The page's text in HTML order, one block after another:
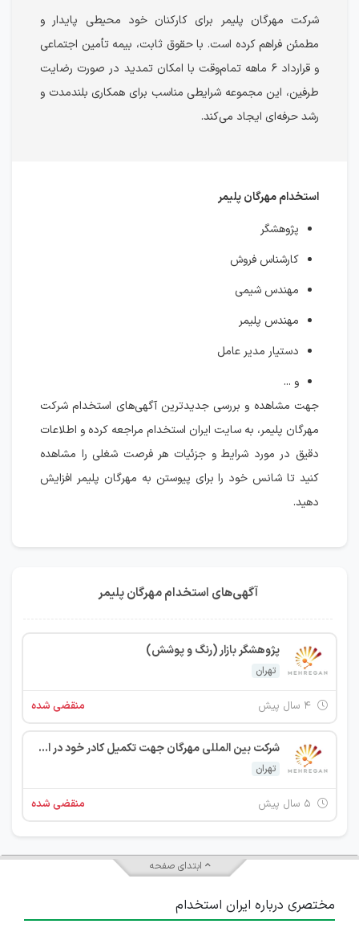
شرکت مهرگان پلیمر برای کارکنان خود محیطی پایدار و
مطمئن فراهم کرده است. با حقوق ثابت، بیمه تأمین اجتماعی
و قرارداد ۶ ماهه تمام‌وقت با امکان تمدید در صورت رضایت
طرفین، این مجموعه شرایطی مناسب برای همکاری بلندمدت و
رشد حرفه‌ای ایجاد می‌کند.
استخدام مهرگان پلیمر
پژوهشگر
کارشناس فروش
مهندس شیمی
مهندس پلیمر
دستیار مدیر عامل
و ...
جهت مشاهده و بررسی جدیدترین آگهی‌های استخدام شرکت
مهرگان پلیمر، به سایت ایران استخدام مراجعه کرده و اطلاعات
دقیق در مورد شرایط و جزئیات هر فرصت شغلی را مشاهده
کنید تا شانس خود را برای پیوستن به مهرگان پلیمر افزایش
دهید.
آگهی‌های استخدام مهرگان پلیمر
پژوهشگر بازار (رنگ و پوشش)
تهران
منقضی شده
شرکت بین المللی مهرگان جهت تکمیل کادر خود در استان تهران از افراد واجد شرایط زیر دعوت به همکاری می نماید.
تهران
منقضی شده
ابتدای صفحه
مختصری درباره ایران استخدام